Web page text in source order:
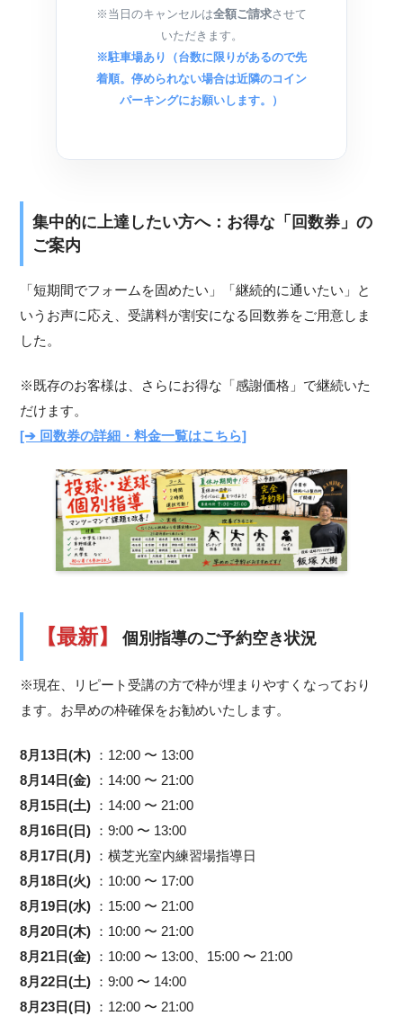
※当日のキャンセルは全額ご請求させて
いただきます。
※駐車場あり（台数に限りがあるので先
着順。停められない場合は近隣のコイン
パーキングにお願いします。）
集中的に上達したい方へ：お得な「回数券」の
ご案内
「短期間でフォームを固めたい」「継続的に通いたい」と
いうお声に応え、受講料が割安になる回数券をご用意しま
した。
※既存のお客様は、さらにお得な「感謝価格」で継続いた
だけます。
[➔ 回数券の詳細・料金一覧はこちら]
【最新】 個別指導のご予約空き状況
※現在、リピート受講の方で枠が埋まりやすくなっており
ます。お早めの枠確保をお勧めいたします。
8月13日(木)
：12:00 〜 13:00
8月14日(金)
：14:00 〜 21:00
8月15日(土)
：14:00 〜 21:00
8月16日(日)
：9:00 〜 13:00
8月17日(月)
：横芝光室内練習場指導日
8月18日(火)
：10:00 〜 17:00
8月19日(水)
：15:00 〜 21:00
8月20日(木)
：10:00 〜 21:00
8月21日(金)
：10:00 〜 13:00、15:00 〜 21:00
8月22日(土)
：9:00 〜 14:00
8月23日(日)
：12:00 〜 21:00